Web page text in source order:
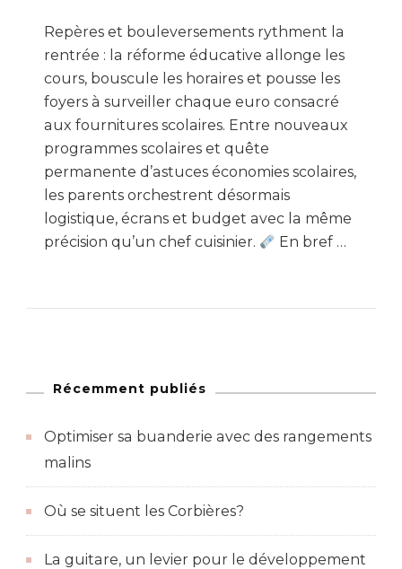
Repères et bouleversements rythment la
rentrée : la réforme éducative allonge les
cours, bouscule les horaires et pousse les
foyers à surveiller chaque euro consacré
aux fournitures scolaires. Entre nouveaux
programmes scolaires et quête
permanente d’astuces économies scolaires,
les parents orchestrent désormais
logistique, écrans et budget avec la même
précision qu’un chef cuisinier.
En bref …
Récemment publiés
Optimiser sa buanderie avec des rangements
malins
Où se situent les Corbières?
La guitare, un levier pour le développement